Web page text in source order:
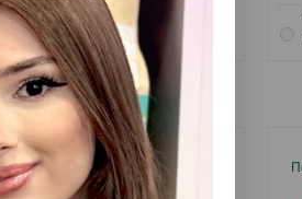
Масса Цена
1 шт
34.50
Поводок-рулетка Flexi Khaki White
Style tape. Размер M. Цвет: Белый